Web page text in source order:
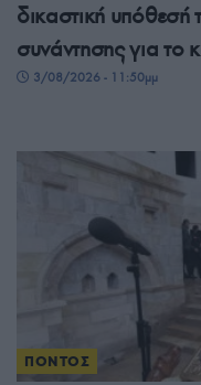
δικαστική υπόθεσή
συνάντησης για
3/08/2026 - 11:50μμ
ΠΟΝΤΟΣ